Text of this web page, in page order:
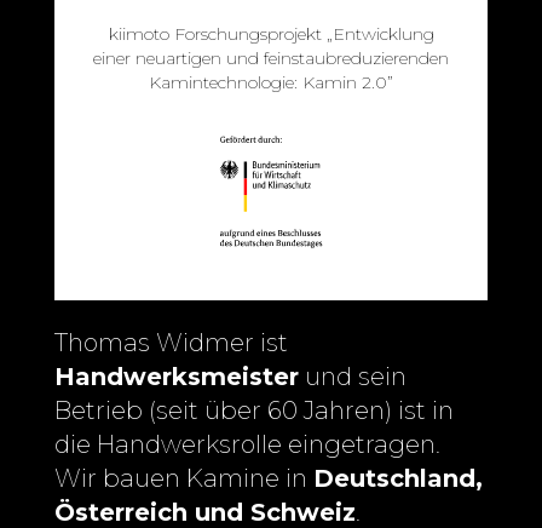
kiimoto Forschungsprojekt „Entwicklung
einer neuartigen und feinstaubreduzierenden
Kamintechnologie: Kamin 2.0”
Thomas Widmer ist
Handwerksmeister und sein
Betrieb (seit über 60 Jahren) ist in
die Handwerksrolle eingetragen.
Wir bauen Kamine in Deutschland,
Österreich und Schweiz